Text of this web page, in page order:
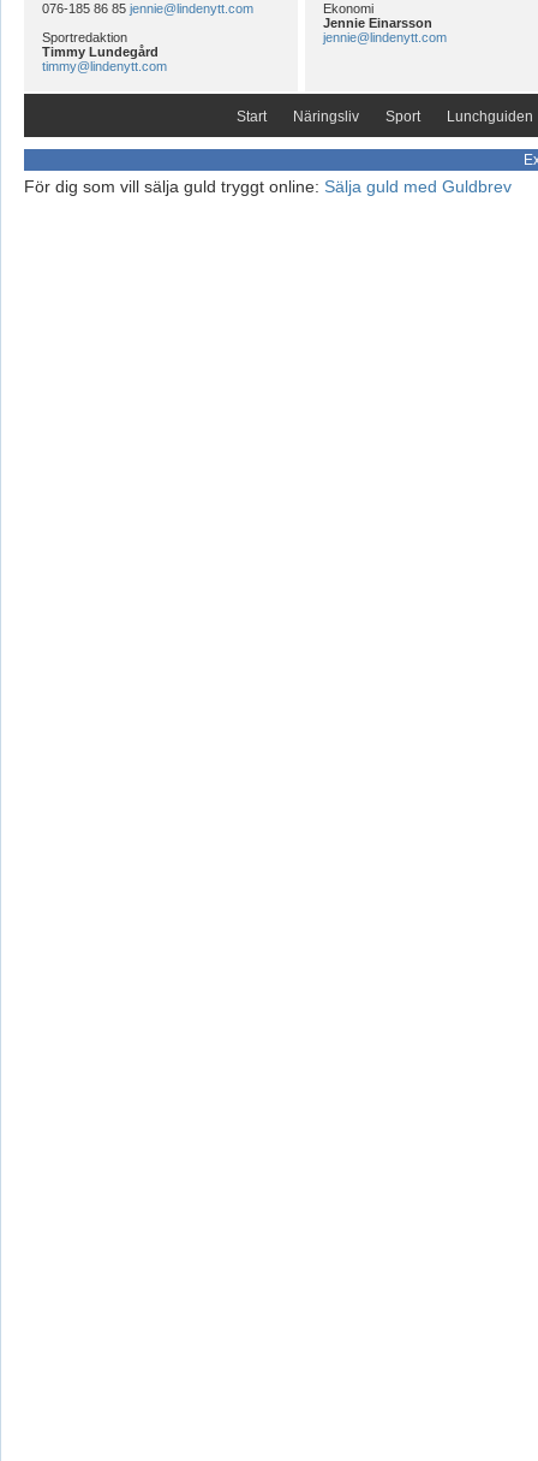
076-185 86 85 jennie@lindenytt.com
Sportredaktion
Timmy Lundegård
timmy@lindenytt.com
Ekonomi
Jennie Einarsson
jennie@lindenytt.com
Start Näringsliv Sport Lunchguiden
För dig som vill sälja guld tryggt online: Sälja guld med Guldbrev